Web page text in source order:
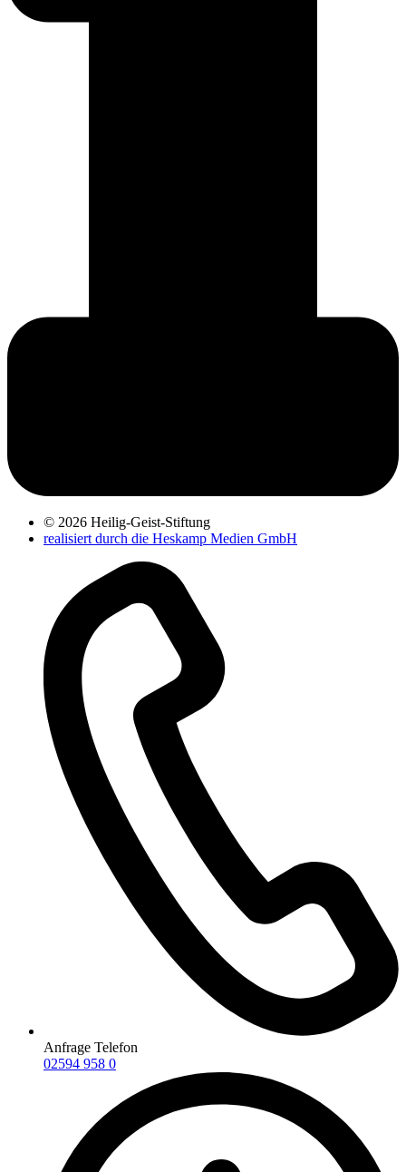
© 2026 Heilig-Geist-Stiftung
realisiert durch die Heskamp Medien GmbH
Anfrage Telefon
02594 958 0